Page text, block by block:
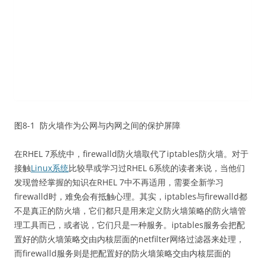
图8-1 防火墙作为公网与内网之间的保护屏障
在RHEL 7系统中，firewalld防火墙取代了iptables防火墙。对于
接触Linux系统比较早或学习过RHEL 6系统的读者来说，当他们
发现曾经掌握的知识在RHEL 7中不再适用，需要全新学习
firewalld时，难免会有抵触心理。其实，iptables与firewalld都
不是真正的防火墙，它们都只是用来定义防火墙策略的防火墙管
理工具而已，或者说，它们只是一种服务。iptables服务会把配
置好的防火墙策略交由内核层面的netfilter网络过滤器来处理，
而firewalld服务则是把配置好的防火墙策略交由内核层面的